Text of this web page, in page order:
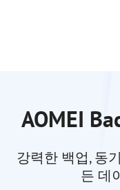
AOMEI
강력한 백업, 동
든 데